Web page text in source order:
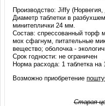
Производство: Jiffy
Диаметр таблетки в
минитеплички 24 мм.
Состав: спрессованный торф
мох сфагнум, питательные
вещество; оболочка -
Срок годности: не ограничен
Норма расхода: 1 таблетка на
Возможно приобретение
Старая